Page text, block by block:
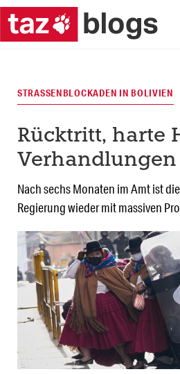
STRASSENBLOCKADEN IN BOLIVIEN
Rücktritt, harte
Verhandlungen
Nach sechs Monaten im Amt ist
Regierung wieder mit massiven